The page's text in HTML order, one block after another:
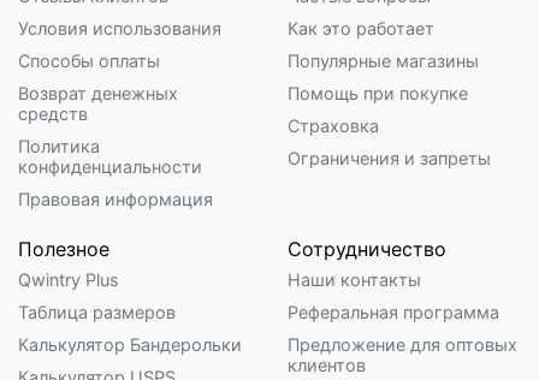
Условия использования
Способы оплаты
Возврат денежных
средств
Политика
конфиденциальности
Правовая информация
Как это работает
Популярные магазины
Помощь при покупке
Страховка
Ограничения и запреты
Полезное
Qwintry Plus
Таблица размеров
Калькулятор Бандерольки
Сотрудничество
Наши контакты
Реферальная программа
Предложение для оптовых
клиентов